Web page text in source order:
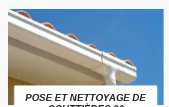
RAMONAGE DE CHEMINÉE